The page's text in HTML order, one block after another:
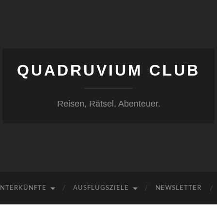
QUADRUVIUM CLUB
Reisen, Rätsel, Abenteuer.
AUSFLUGSZIELE NEWSLETTER